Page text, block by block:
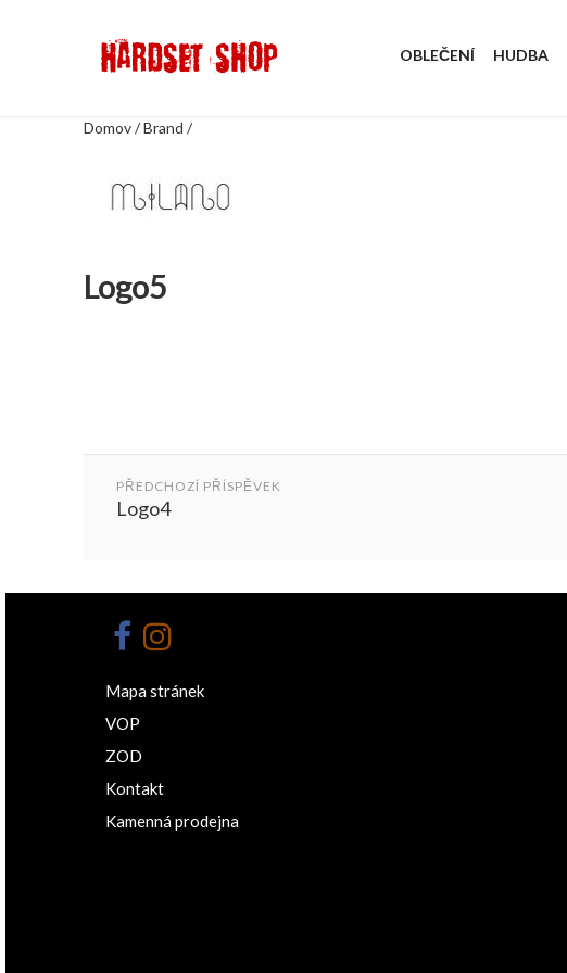
OBLEČENÍ HUDBA
Domov/Brand /
Logo5
navigation
PŘEDCHOZÍ PŘÍSPĚVEK
Logo4
Mapa stránek
VOP
ZOD
Kontakt
Kamenná prodejna